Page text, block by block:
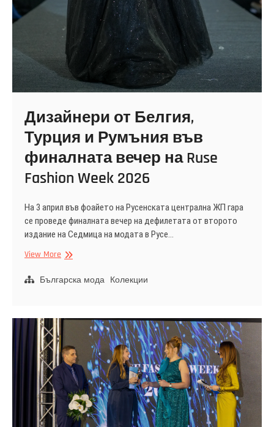
Дизайнери от Белгия,
Турция и Румъния във
финалната вечер на Ruse
Fashion Week 2026
На 3 април във фоайето на Русенската централна ЖП гара
се проведе финалната вечер на дефилетата от второто
издание на Седмица на модата в Русе…
View MoreДизайнери
Белгия,
Румъния
финалната
вечер
на
Ruse
Fashion
Week
2026
Българска мода Колекции